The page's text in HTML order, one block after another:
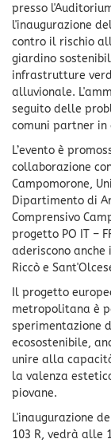
presso
l'inaugurazione
contro il rischio
giardino
infrastrutture
alluvionale.
seguito delle
comuni partner in
L’evento è
collaborazione
Campomorone,
Dipartimento di
Comprensivo
progetto PO IT –
aderiscono anche
Riccò e
Il progetto
metropolitana è
sperimentazione
ecosostenibile,
unire alla
la valenza
piovane.
L'inaugurazione
103 R, vedrà alle